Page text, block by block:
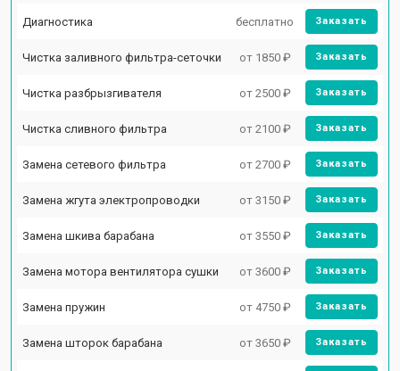
Диагностика бесплатно Заказать
Чистка заливного фильтра-сеточки от 1850 ₽ Заказать
Чистка разбрызгивателя от 2500 ₽ Заказать
Чистка сливного фильтра от 2100 ₽ Заказать
Замена сетевого фильтра от 2700 ₽ Заказать
Замена жгута электропроводки от 3150 ₽ Заказать
Замена шкива барабана от 3550 ₽ Заказать
Замена мотора вентилятора сушки от 3600 ₽ Заказать
Замена пружин от 4750 ₽ Заказать
Замена шторок барабана от 3650 ₽ Заказать